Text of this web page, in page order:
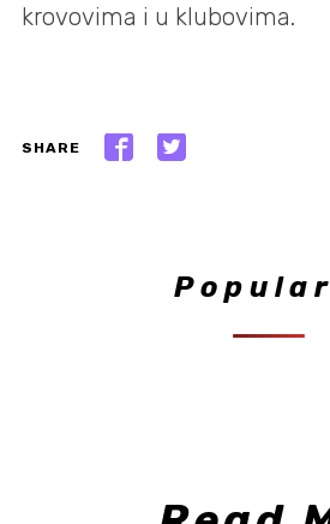
krovovima i u klubovima.
SHARE
Popular